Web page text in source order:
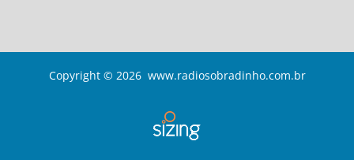
Copyright © 2026 www.radiosobradinho.com.br